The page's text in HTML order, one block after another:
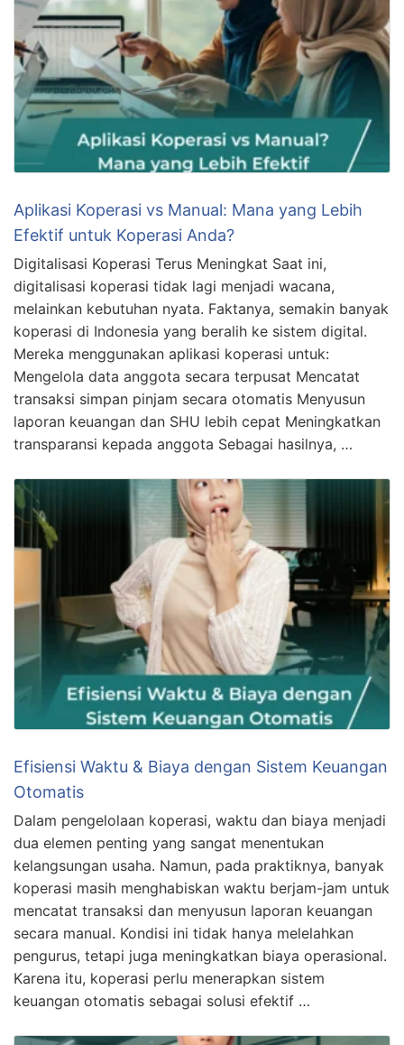
Aplikasi Koperasi vs Manual: Mana yang Lebih
Efektif untuk Koperasi Anda?
Digitalisasi Koperasi Terus Meningkat Saat ini,
digitalisasi koperasi tidak lagi menjadi wacana,
melainkan kebutuhan nyata. Faktanya, semakin banyak
koperasi di Indonesia yang beralih ke sistem digital.
Mereka menggunakan aplikasi koperasi untuk:
Mengelola data anggota secara terpusat Mencatat
transaksi simpan pinjam secara otomatis Menyusun
laporan keuangan dan SHU lebih cepat Meningkatkan
transparansi kepada anggota Sebagai hasilnya, …
Efisiensi Waktu & Biaya dengan Sistem Keuangan
Otomatis
Dalam pengelolaan koperasi, waktu dan biaya menjadi
dua elemen penting yang sangat menentukan
kelangsungan usaha. Namun, pada praktiknya, banyak
koperasi masih menghabiskan waktu berjam-jam untuk
mencatat transaksi dan menyusun laporan keuangan
secara manual. Kondisi ini tidak hanya melelahkan
pengurus, tetapi juga meningkatkan biaya operasional.
Karena itu, koperasi perlu menerapkan sistem
keuangan otomatis sebagai solusi efektif …